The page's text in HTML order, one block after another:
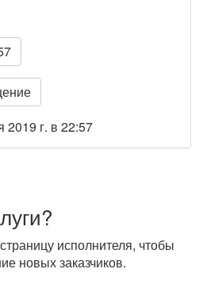
г. в 22:57
страницу исполнителя, чтобы
новых заказчиков.